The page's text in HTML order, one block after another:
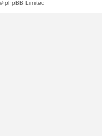
phpBB Limited